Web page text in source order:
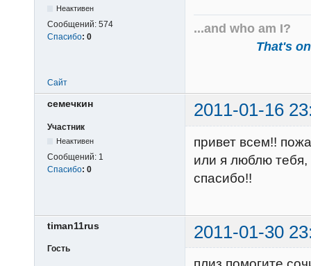
Неактивен
Сообщений: 574
Спасибо: 0
...and who am I?
That's
Сайт
семечкин 2011-01-16
Участник
Неактивен
Сообщений: 1
Спасибо: 0
привет всем!!
или я люблю тебя,
спасибо!!
timan11rus 2011-01-30
Гость